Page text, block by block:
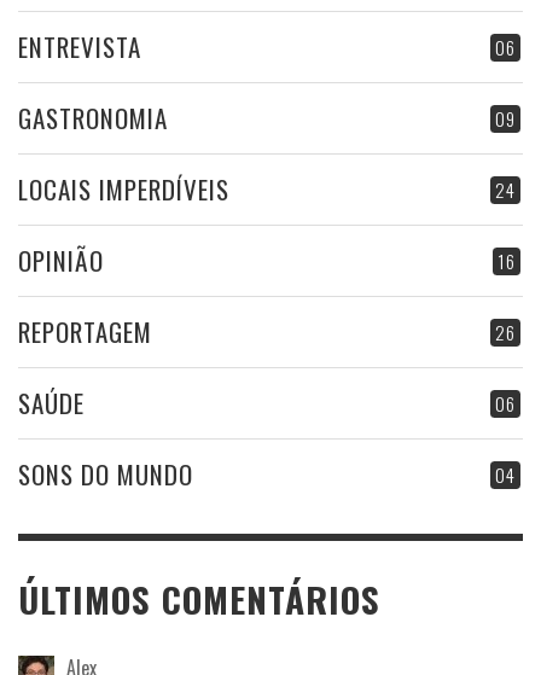
06
ENTREVISTA
09
GASTRONOMIA
24
LOCAIS IMPERDÍVEIS
16
OPINIÃO
26
REPORTAGEM
06
SAÚDE
04
SONS DO MUNDO
ÚLTIMOS COMENTÁRIOS
Alex